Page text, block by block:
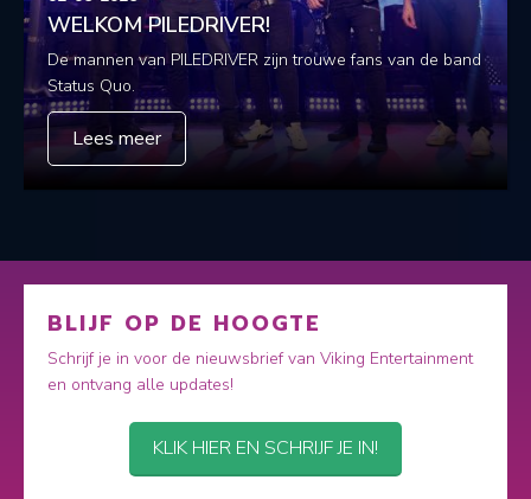
WELKOM PILEDRIVER!
De mannen van PILEDRIVER zijn trouwe fans van de band
Status Quo.
Lees meer
BLIJF OP DE HOOGTE
Schrijf je in voor de nieuwsbrief van Viking Entertainment
en ontvang alle updates!
KLIK HIER EN SCHRIJF JE IN!